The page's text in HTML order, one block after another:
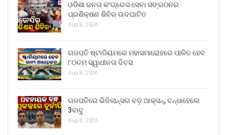
ଓଡିଶା ଜନତା କଂଗ୍ରେସ ସେବା ସଙ୍ଗଠନର
ପ୍ରଶିକ୍ଷଣ ଶିବିର ଉଦଘାଟିତ
Aug 8, 2026
ଗଜପତି ଷ୍ଟାଡିୟମରେ ମହାସମାରୋହରେ ପାଳିତ ହେବ
୮୦ତମ ସ୍ୱାଧୀନତା ଦିବସ
Aug 8, 2026
ଗଜପତିରେ ଭିଜିଲାନ୍ସର ବଡ଼ ଆକ୍ସନ୍, ବନ୍ଧାହେଲେ
3ବାବୁ
Aug 8, 2026